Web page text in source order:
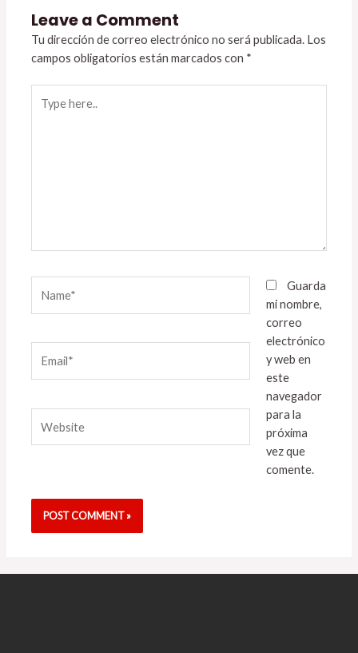
Leave a Comment
Tu dirección de correo electrónico no será publicada. Los
campos obligatorios están marcados con *
here..
Guarda
mi nombre,
correo
electrónico
y web en
este
navegador
para la
próxima
vez que
comente.